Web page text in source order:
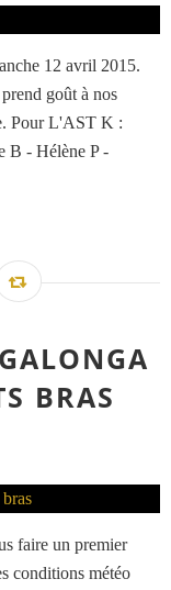
12 avril 2015.
goût à nos
Pour L'AST K :
B - Hélène P -
BRAS
faire un premier
conditions météo